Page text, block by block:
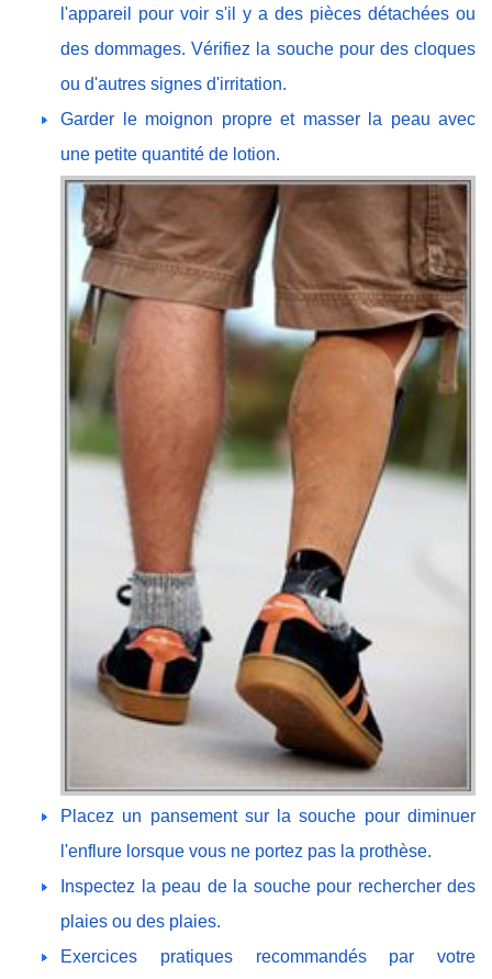
l'appareil pour voir s'il y a des pièces détachées ou
des dommages. Vérifiez la souche pour des cloques
ou d'autres signes d'irritation.
Garder le moignon propre et masser la peau avec
une petite quantité de lotion.
Placez un pansement sur la souche pour diminuer
l'enflure lorsque vous ne portez pas la prothèse.
Inspectez la peau de la souche pour rechercher des
plaies ou des plaies.
Exercices pratiques recommandés par votre